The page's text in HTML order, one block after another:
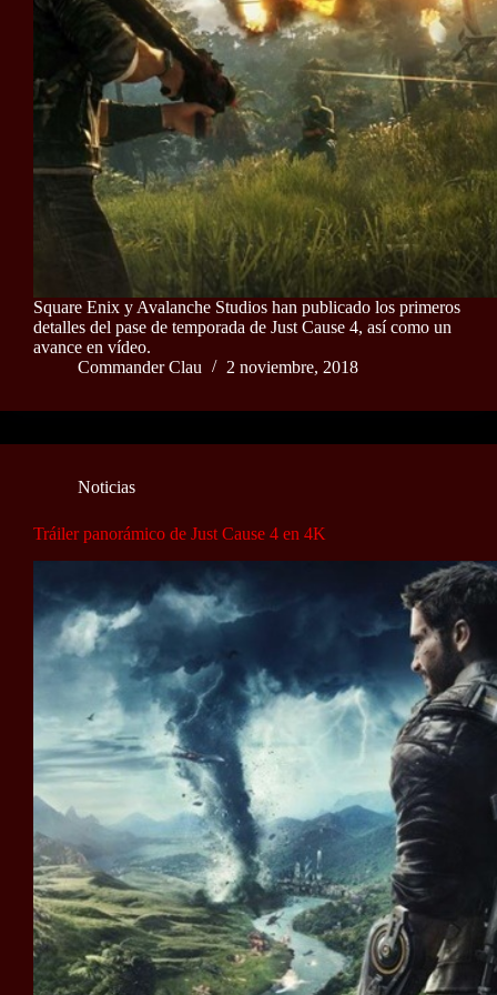
Square Enix y Avalanche Studios han publicado los primeros
detalles del pase de temporada de Just Cause 4, así como un
avance en vídeo.
Commander Clau
2 noviembre, 2018
Noticias
Tráiler panorámico de Just Cause 4 en 4K